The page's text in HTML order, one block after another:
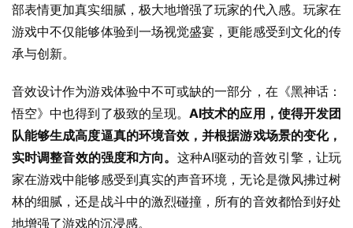
部表情更加真实细腻，极大地增强了玩家的代入感。玩家在
游戏中不仅能够体验到一场视觉盛宴，更能感受到文化的传
承与创新。
音效设计作为游戏体验中不可或缺的一部分，在《黑神话：
悟空》中也得到了极致的呈现。AI技术的应用，使得开发团
队能够生成高度逼真的环境音效，并根据游戏场景的变化，
实时调整音效的强度和方向。 这种AI驱动的音效引擎，让玩
家在游戏中能够感受到真实的声音环境，无论是微风拂过树
林的细腻，还是战斗中的激烈碰撞，所有的音效都恰到好处
地增强了游戏的沉浸感。